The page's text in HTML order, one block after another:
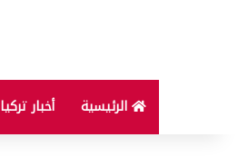
الرئيسية أخبار تركيا